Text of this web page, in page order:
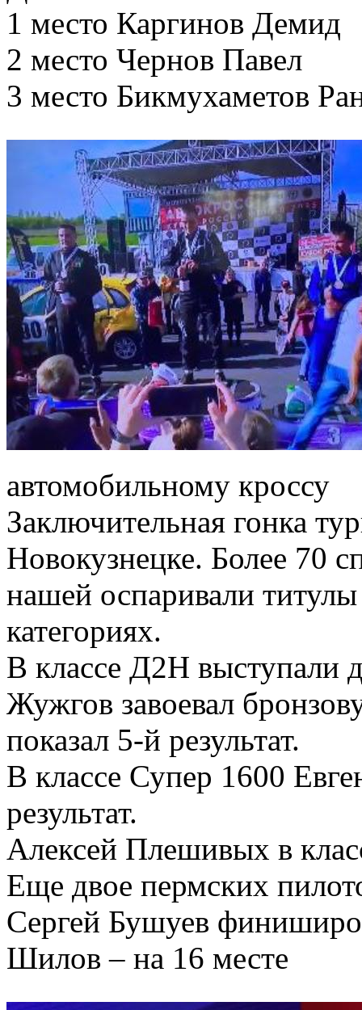
1 место Каргинов Демид
2 место Чернов Павел
3 место Бикмухаметов
автомобильному кроссу
Заключительная гонка
Новокузнецке. Более 70
нашей оспаривали
категориях.
В классе Д2Н выступали
Жужгов завоевал
показал 5-й результат.
В классе Супер 1600
результат.
Алексей Плешивых в
Еще двое пермских
Сергей Бушуев
Шилов – на 16 месте